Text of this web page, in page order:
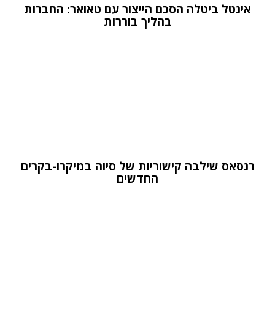
אינטל ביטלה הסכם הייצור עם טאואר: החברות
בהליך בוררות
רנסאס שילבה קישוריות של סיוה במיקרו-בקרים
החדשים